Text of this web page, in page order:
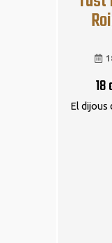
El dijous